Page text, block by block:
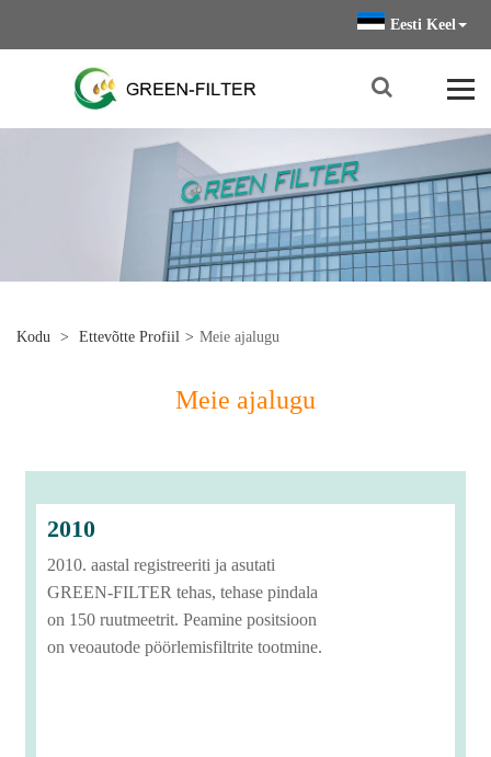
Eesti Keel
Kodu > Ettevõtte Profiil > Meie ajalugu
Meie ajalugu
2010
2010. aastal registreeriti ja asutati
GREEN-FILTER tehas, tehase pindala
on 150 ruutmeetrit. Peamine positsioon
on veoautode pöörlemisfiltrite tootmine.